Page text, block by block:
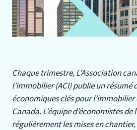
Chaque trimestre, L’Association
l’immobilier (ACI) publie un résumé
économiques clés pour
Canada. L’équipe d’économistes de
régulièrement les mises en